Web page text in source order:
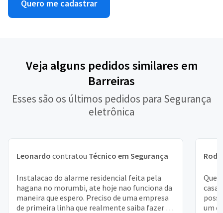
Quero me cadastrar
Veja alguns pedidos similares em
Barreiras
Esses são os últimos pedidos para Segurança
eletrônica
Leonardo contratou Técnico em Segurança
Instalacao do alarme residencial feita pela
hagana no morumbi, ate hoje nao funciona da
maneira que espero. Preciso de uma empresa
de primeira linha que realmente saiba fazer a
casa
um